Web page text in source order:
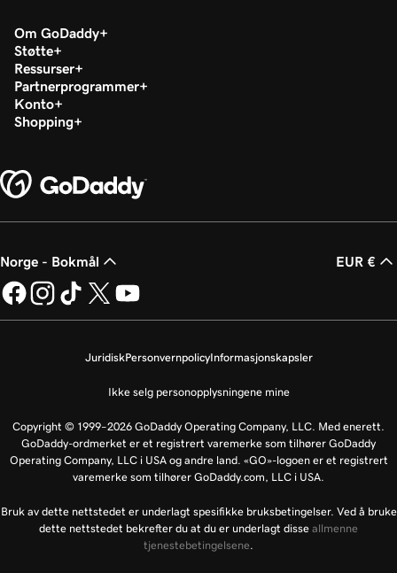
Om GoDaddy
Støtte
Ressurser
Partnerprogrammer
Konto
Shopping
Norge - Bokmål EUR €
JuridiskPersonvernpolicyInformasjonskapsler
Ikke selg personopplysningene mine
Copyright © 1999–2026 GoDaddy Operating Company, LLC. Med enerett.
GoDaddy-ordmerket er et registrert varemerke som tilhører GoDaddy
Operating Company, LLC i USA og andre land. «GO»-logoen er et registrert
varemerke som tilhører GoDaddy.com, LLC i USA.
Bruk av dette nettstedet er underlagt spesifikke bruksbetingelser. Ved å bruke
dette nettstedet bekrefter du at du er underlagt disse allmenne
tjenestebetingelsene.